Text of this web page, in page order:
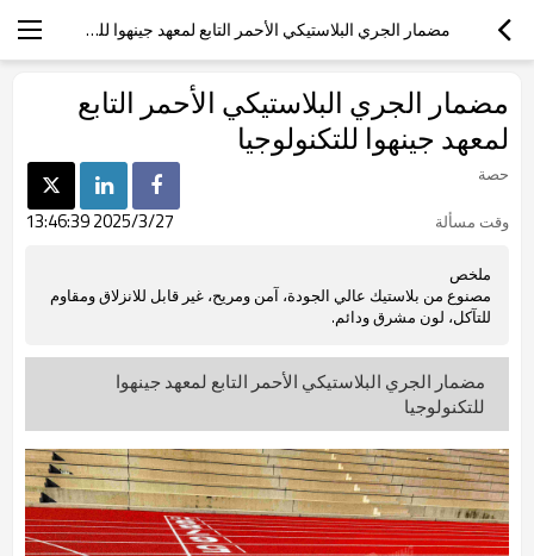
مضمار الجري البلاستيكي الأحمر التابع لمعهد جينهوا للتكنولوجيا
مضمار الجري البلاستيكي الأحمر التابع
لمعهد جينهوا للتكنولوجيا
حصة
وقت مسألة
2025/3/27 13:46:39
ملخص
مصنوع من بلاستيك عالي الجودة، آمن ومريح، غير قابل للانزلاق ومقاوم
للتآكل، لون مشرق ودائم.
مضمار الجري البلاستيكي الأحمر التابع لمعهد جينهوا
للتكنولوجيا